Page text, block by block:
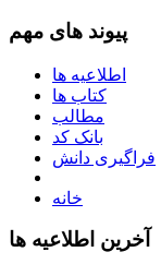
پیوند های مهم
اطلاعیه ها
کتاب ها
مطالب
بانک کد
فراگیری دانش
خانه
آخرین اطلاعیه ها